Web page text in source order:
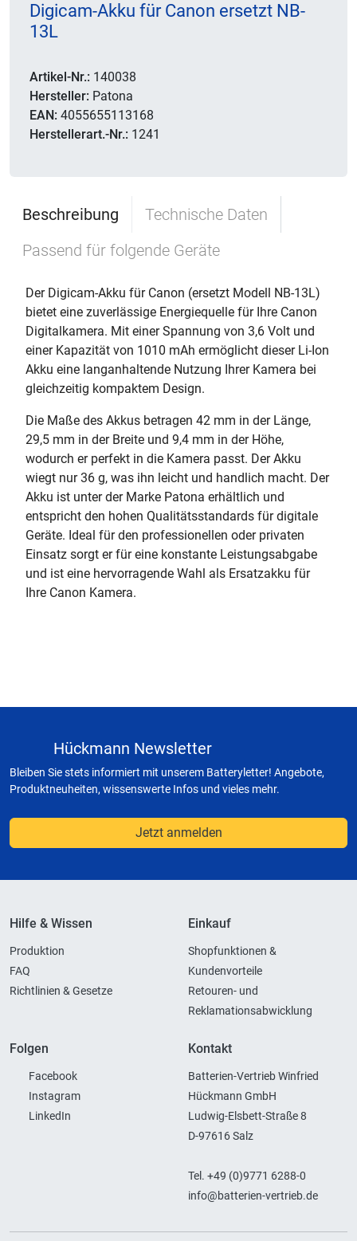
Digicam-Akku für Canon ersetzt NB-
13L
Artikel-Nr.: 140038
Hersteller: Patona
EAN: 4055655113168
Herstellerart.-Nr.: 1241
Beschreibung
Technische Daten
Passend für folgende Geräte
Der Digicam-Akku für Canon (ersetzt Modell NB-13L)
bietet eine zuverlässige Energiequelle für Ihre Canon
Digitalkamera. Mit einer Spannung von 3,6 Volt und
einer Kapazität von 1010 mAh ermöglicht dieser Li-Ion
Akku eine langanhaltende Nutzung Ihrer Kamera bei
gleichzeitig kompaktem Design.
Die Maße des Akkus betragen 42 mm in der Länge,
29,5 mm in der Breite und 9,4 mm in der Höhe,
wodurch er perfekt in die Kamera passt. Der Akku
wiegt nur 36 g, was ihn leicht und handlich macht. Der
Akku ist unter der Marke Patona erhältlich und
entspricht den hohen Qualitätsstandards für digitale
Geräte. Ideal für den professionellen oder privaten
Einsatz sorgt er für eine konstante Leistungsabgabe
und ist eine hervorragende Wahl als Ersatzakku für
Ihre Canon Kamera.
Hückmann Newsletter
Bleiben Sie stets informiert mit unserem Batteryletter! Angebote,
Produktneuheiten, wissenswerte Infos und vieles mehr.
Jetzt anmelden
Hilfe & Wissen
Produktion
FAQ
Richtlinien & Gesetze
Einkauf
Shopfunktionen &
Kundenvorteile
Retouren- und
Reklamationsabwicklung
Folgen
Facebook
Instagram
LinkedIn
Kontakt
Batterien-Vertrieb Winfried
Hückmann GmbH
Ludwig-Elsbett-Straße 8
D-97616 Salz
Tel. +49 (0)9771 6288-0
info@batterien-vertrieb.de